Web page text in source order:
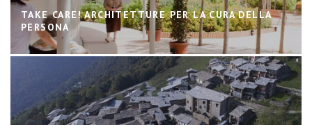
TAKE CARE! ARCHITETTURE PER LA CURA DELLA
PERSONA